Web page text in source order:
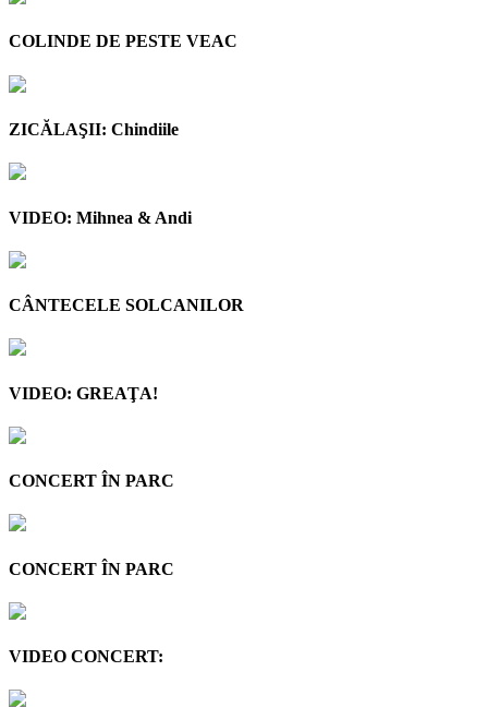
COLINDE DE PESTE VEAC
ZICĂLAŞII: Chindiile
VIDEO: Mihnea & Andi
CÂNTECELE SOLCANILOR
VIDEO: GREAŢA!
CONCERT ÎN PARC
CONCERT ÎN PARC
VIDEO CONCERT: